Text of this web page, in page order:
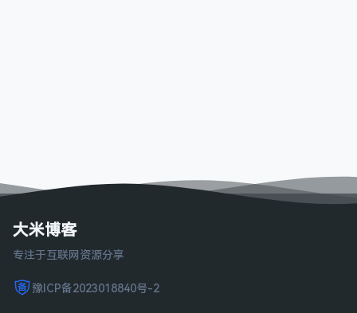
大米博客
专注于互联网资源分享
豫ICP备2023018840号-2